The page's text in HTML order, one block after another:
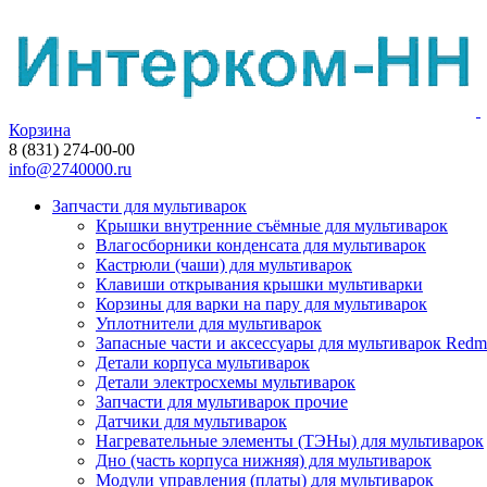
Корзина
8 (831) 274-00-00
info@2740000.ru
Запчасти для мультиварок
Крышки внутренние съёмные для мультиварок
Влагосборники конденсата для мультиварок
Кастрюли (чаши) для мультиварок
Клавиши открывания крышки мультиварки
Корзины для варки на пару для мультиварок
Уплотнители для мультиварок
Запасные части и аксессуары для мультиварок
Детали корпуса мультиварок
Детали электросхемы мультиварок
Запчасти для мультиварок прочие
Датчики для мультиварок
Нагревательные элементы (ТЭНы) для мультиварок
Дно (часть корпуса нижняя) для мультиварок
Модули управления (платы) для мультиварок